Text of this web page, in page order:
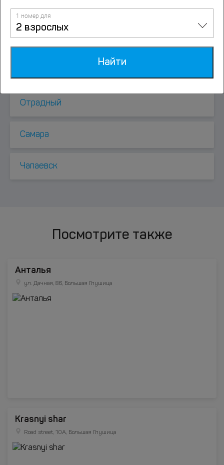
Нефтегорск
Новокуйбышевск
Отрадный
Самара
Чапаевск
Посмотрите также
Анталья
ул. Дачная, 86, Большая Глушица
Krasnyi shar
Road street, 10A, Большая Глушица
1 номер для
2 взрослых
Найти